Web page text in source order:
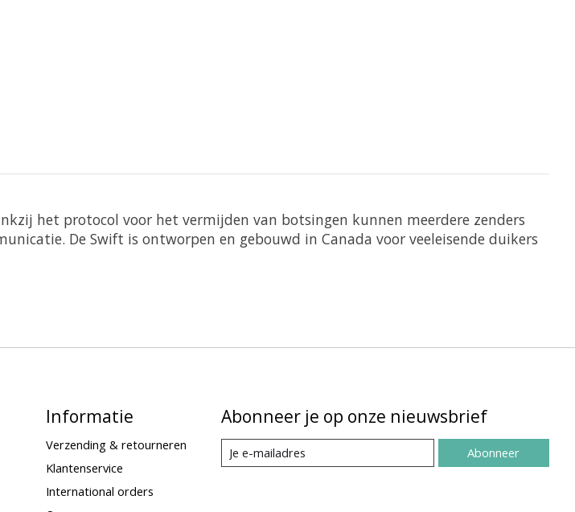
het protocol voor het vermijden van botsingen kunnen meerdere zenders
De Swift is ontworpen en gebouwd in Canada voor veeleisende duikers
Informatie
Verzending & retourneren
Klantenservice
International orders
Abonneer je op onze nieuwsbrief
Abonneer